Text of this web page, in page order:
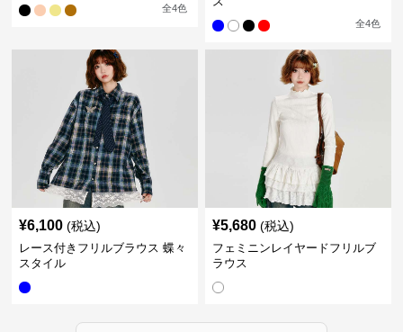
全4色
全4色
¥6,100 (税込)
レース付きフリルブラウス 蝶々
スタイル
¥5,680 (税込)
フェミニンレイヤードフリルブ
ラウス